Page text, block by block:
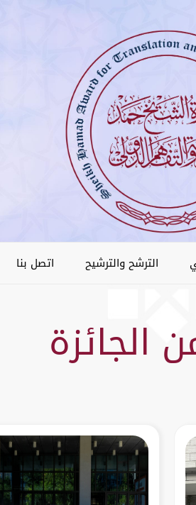
الترشح والترشيح اتصل بنا
الجائزة